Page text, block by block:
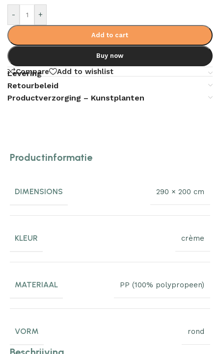
- +
Add to cart
Buy now
Compare Add to wishlist
Levering
Retourbeleid
Productverzorging – Kunstplanten
Productinformatie
DIMENSIONS 290 × 200 cm
KLEUR crème
MATERIAAL PP (100% polypropeen)
VORM rond